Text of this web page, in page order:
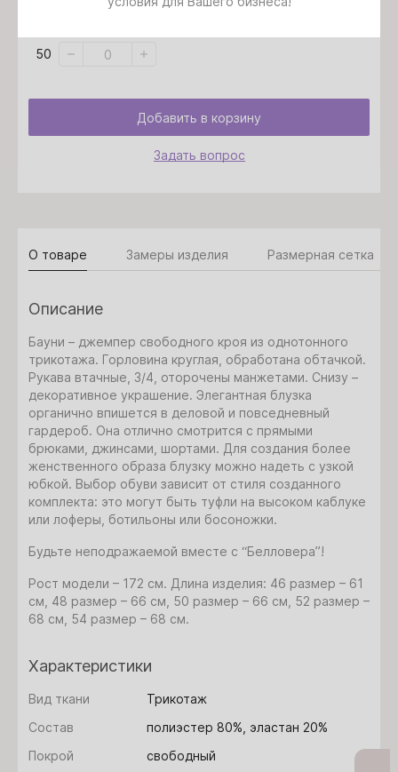
50
52
Добавить в корзину
Задать вопрос
О товаре Замеры изделия Размерная сетка
Описание
Бауни – джемпер свободного кроя из однотонного
трикотажа. Горловина круглая, обработана обтачкой.
Рукава втачные, 3/4, оторочены манжетами. Снизу –
декоративное украшение. Элегантная блузка
органично впишется в деловой и повседневный
гардероб. Она отлично смотрится с прямыми
брюками, джинсами, шортами. Для создания более
женственного образа блузку можно надеть с узкой
юбкой. Выбор обуви зависит от стиля созданного
комплекта: это могут быть туфли на высоком каблуке
или лоферы, ботильоны или босоножки.
Будьте неподражаемой вместе с “Белловера”!
Рост модели – 172 см. Длина изделия: 46 размер – 61
см, 48 размер – 66 см, 50 размер – 66 см, 52 размер –
68 см, 54 размер – 68 см.
Характеристики
Вид ткани
Трикотаж
Состав
полиэстер 80%, эластан 20%
Покрой
свободный